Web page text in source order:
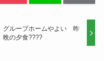
グループホームやよい 昨
晩の夕食????